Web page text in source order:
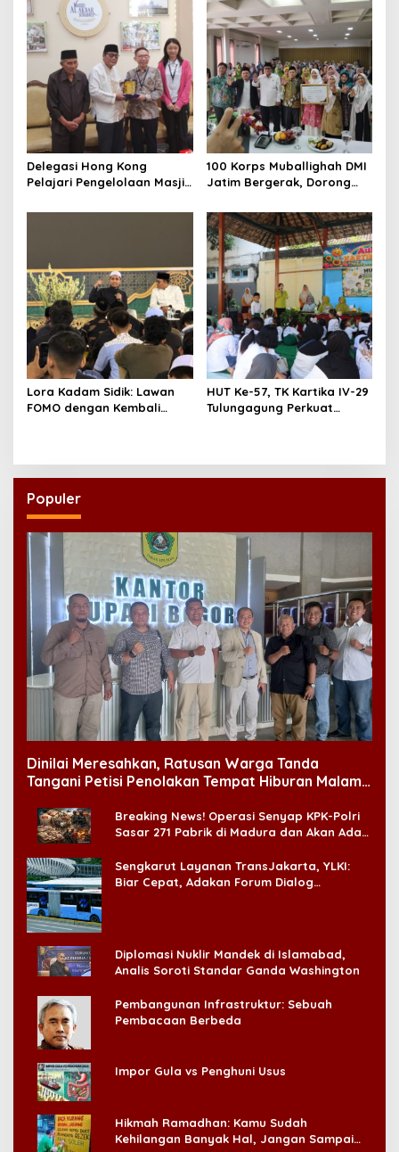
Delegasi Hong Kong
Pelajari Pengelolaan Masjid
100 Korps Muballighah DMI
Jatim Bergerak, Dorong
Seluruh Daerah
Lora Kadam Sidik: Lawan
FOMO dengan Kembali
HUT Ke-57, TK Kartika IV-29
Tulungagung Perkuat
Populer
Dinilai Meresahkan, Ratusan Warga Tanda
Tangani Petisi Penolakan Tempat Hiburan Malam
Breaking News! Operasi Senyap KPK-Polri
Sasar 271 Pabrik di Madura dan Akan Ada
Sengkarut Layanan TransJakarta, YLKI:
Biar Cepat, Adakan Forum Dialog
Diplomasi Nuklir Mandek di Islamabad,
Analis Soroti Standar Ganda Washington
Pembangunan Infrastruktur: Sebuah
Pembacaan Berbeda
Impor Gula vs Penghuni Usus
Hikmah Ramadhan: Kamu Sudah
Kehilangan Banyak Hal, Jangan Sampai